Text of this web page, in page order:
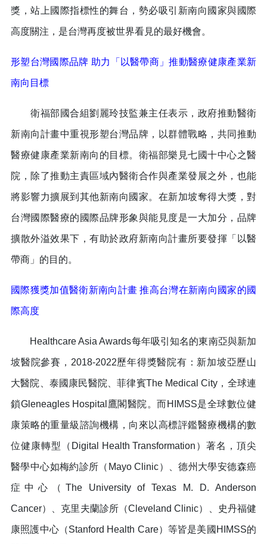
獎，站上國際指標性的舞台，勢必吸引新南向國家與國際
高度關注，是台灣再度被世界看見的最好機會。
形塑台灣國際品牌 助力「以醫帶商」推動醫療健康產業新
南向目標
衛福部國合組劉麗玲技監兼主任表示，政府推動醫衛
新南向計畫中重視形塑台灣品牌，以群體戰略，共同推動
醫療健康產業新南向的目標。衛福部樂見七國十中心之醫
院，除了推動主責區域內醫衛合作與產業發展之外，也能
將影響力擴展到其他新南向國家。在新加坡奪得大獎，對
台灣國際醫療的國際品牌形象與能見度是一大加分，品牌
擴散外溢效果下，有助於政府新南向計畫所要發揮「以醫
帶商」的目的。
國際獲獎加值醫衛新南向計畫 推高台灣在新南向國家的國
際高度
Healthcare Asia Awards每年吸引知名的東南亞與新加
坡醫院參賽，2018-2022歷年得獎醫院有：新加坡亞歷山
大醫院、泰國康民醫院、菲律賓The Medical City，全球連
鎖Gleneagles Hospital鷹閣醫院。而HIMSS是全球數位健
康策略的重量級諮詢機構，向來以高標評鑑醫療機構的數
位健康轉型（Digital Health Transformation）著名，頂尖
醫學中心如梅約診所（Mayo Clinic）、德州大學安德森癌
症中心（The University of Texas M. D. Anderson
Cancer）、克里夫蘭診所（Cleveland Clinic）、史丹福健
康照護中心（Stanford Health Care）等皆是美國HIMSS的